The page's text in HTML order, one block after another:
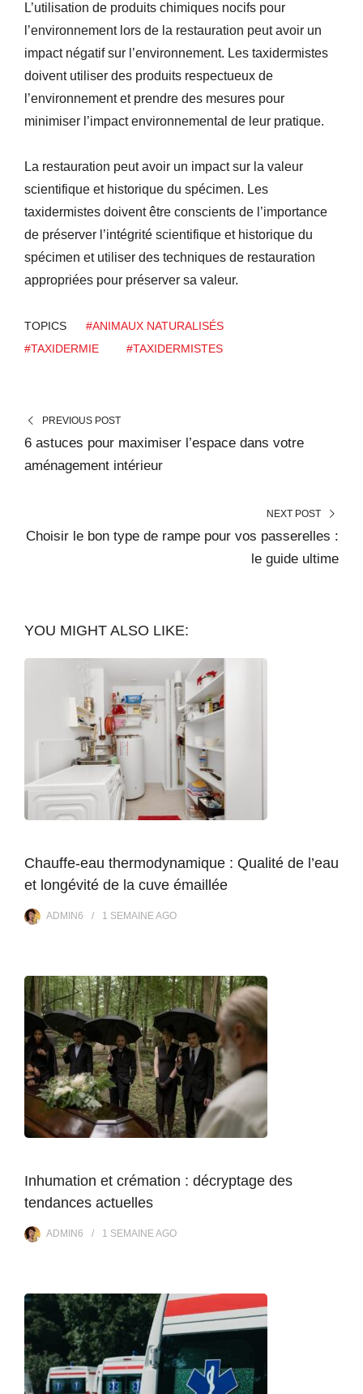
L’utilisation de produits chimiques nocifs pour
l’environnement lors de la restauration peut avoir un
impact négatif sur l’environnement. Les taxidermistes
doivent utiliser des produits respectueux de
l’environnement et prendre des mesures pour
minimiser l’impact environnemental de leur pratique.
La restauration peut avoir un impact sur la valeur
scientifique et historique du spécimen. Les
taxidermistes doivent être conscients de l’importance
de préserver l’intégrité scientifique et historique du
spécimen et utiliser des techniques de restauration
appropriées pour préserver sa valeur.
TOPICS
#ANIMAUX NATURALISÉS
#TAXIDERMIE
#TAXIDERMISTES
PREVIOUS POST
6 astuces pour maximiser l’espace dans votre
aménagement intérieur
NEXT POST
Choisir le bon type de rampe pour vos passerelles :
le guide ultime
YOU MIGHT ALSO LIKE:
Chauffe-eau thermodynamique : Qualité de l’eau
et longévité de la cuve émaillée
ADMIN6 1 SEMAINEAGO
Inhumation et crémation : décryptage des
tendances actuelles
ADMIN6 1 SEMAINEAGO